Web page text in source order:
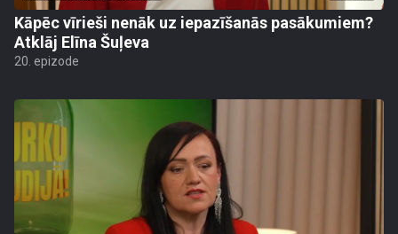
Kāpēc vīrieši nenāk uz iepazīšanās pasākumiem?
Atklāj Elīna Šuļeva
20. epizode